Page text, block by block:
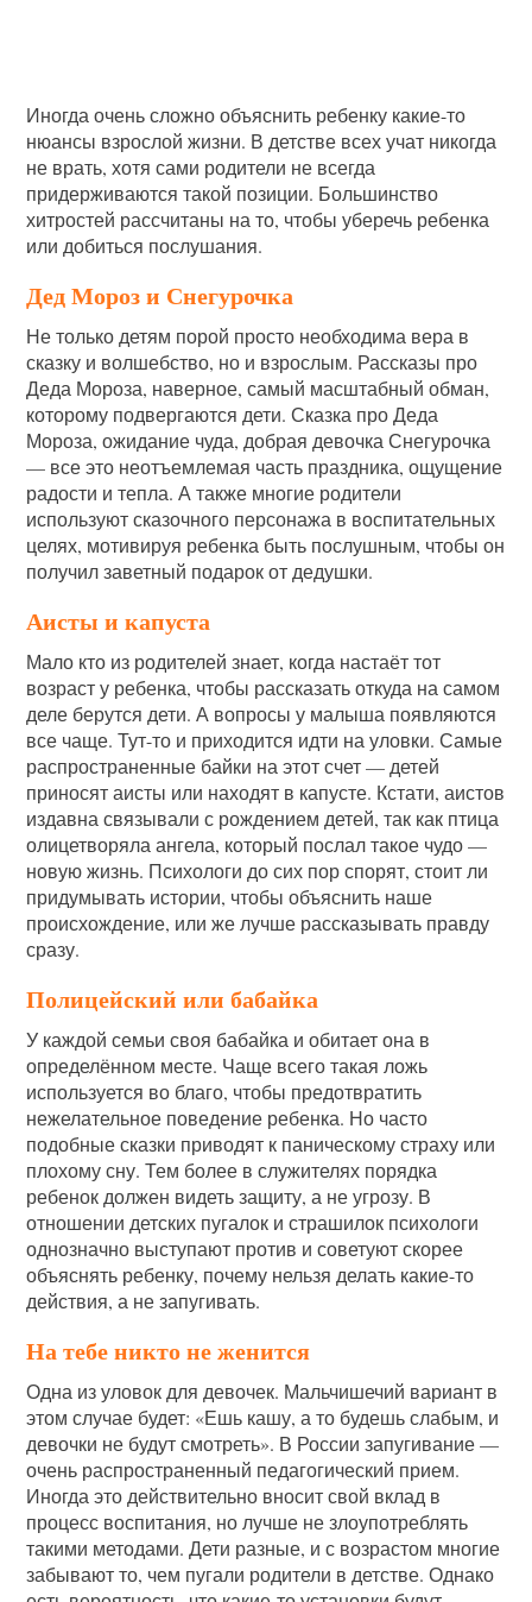
Иногда очень сложно объяснить ребенку какие-то
нюансы взрослой жизни. В детстве всех учат никогда
не врать, хотя сами родители не всегда
придерживаются такой позиции. Большинство
хитростей рассчитаны на то, чтобы уберечь ребенка
или добиться послушания.
Дед Мороз и Снегурочка
Не только детям порой просто необходима вера в
сказку и волшебство, но и взрослым. Рассказы про
Деда Мороза, наверное, самый масштабный обман,
которому подвергаются дети. Сказка про Деда
Мороза, ожидание чуда, добрая девочка Снегурочка
— все это неотъемлемая часть праздника, ощущение
радости и тепла. А также многие родители
используют сказочного персонажа в воспитательных
целях, мотивируя ребенка быть послушным, чтобы он
получил заветный подарок от дедушки.
Аисты и капуста
Мало кто из родителей знает, когда настаёт тот
возраст у ребенка, чтобы рассказать откуда на самом
деле берутся дети. А вопросы у малыша появляются
все чаще. Тут-то и приходится идти на уловки. Самые
распространенные байки на этот счет — детей
приносят аисты или находят в капусте. Кстати, аистов
издавна связывали с рождением детей, так как птица
олицетворяла ангела, который послал такое чудо —
новую жизнь. Психологи до сих пор спорят, стоит ли
придумывать истории, чтобы объяснить наше
происхождение, или же лучше рассказывать правду
сразу.
Полицейский или бабайка
У каждой семьи своя бабайка и обитает она в
определённом месте. Чаще всего такая ложь
используется во благо, чтобы предотвратить
нежелательное поведение ребенка. Но часто
подобные сказки приводят к паническому страху или
плохому сну. Тем более в служителях порядка
ребенок должен видеть защиту, а не угрозу. В
отношении детских пугалок и страшилок психологи
однозначно выступают против и советуют скорее
объяснять ребенку, почему нельзя делать какие-то
действия, а не запугивать.
На тебе никто не женится
Одна из уловок для девочек. Мальчишечий вариант в
этом случае будет: «Ешь кашу, а то будешь слабым, и
девочки не будут смотреть». В России запугивание —
очень распространенный педагогический прием.
Иногда это действительно вносит свой вклад в
процесс воспитания, но лучше не злоупотреблять
такими методами. Дети разные, и с возрастом многие
забывают то, чем пугали родители в детстве. Однако